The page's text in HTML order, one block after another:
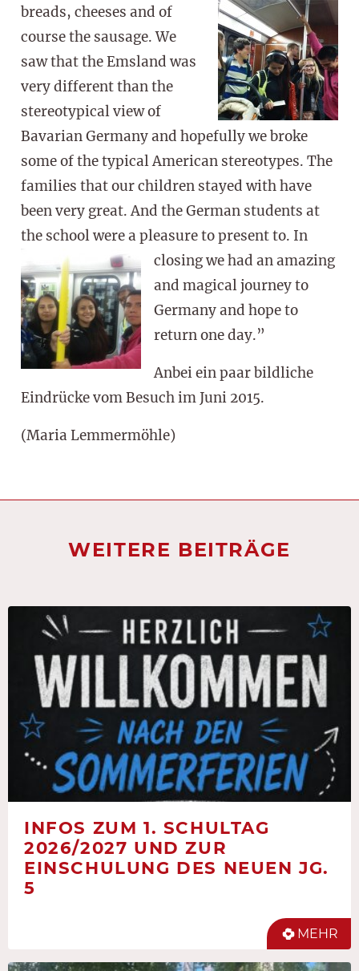
breads, cheeses and of
course the sausage. We
saw that the Emsland was
very different than the
stereotypical view of
Bavarian Germany and hopefully we broke
some of the typical American stereotypes. The
families that our children stayed with have
been very great. And the German students at
the school were a pleasure to present to. In
closing we had an amazing
and magical journey to
Germany and hope to
return one day.”
Anbei ein paar bildliche
Eindrücke vom Besuch im Juni 2015.
(Maria Lemmermöhle)
WEITERE BEITRÄGE
INFOS ZUM 1. SCHULTAG
2026/2027 UND ZUR
EINSCHULUNG DES NEUEN JG.
5
MEHR